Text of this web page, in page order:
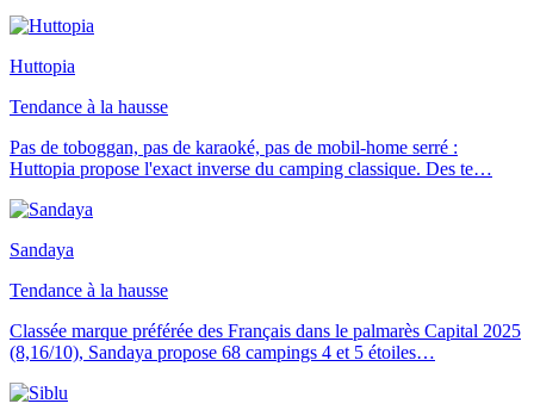
Huttopia
Tendance à la hausse
Pas de toboggan, pas de karaoké, pas de mobil-home serré :
Huttopia propose l'exact inverse du camping classique. Des te…
Sandaya
Tendance à la hausse
Classée marque préférée des Français dans le palmarès Capital 2025
(8,16/10), Sandaya propose 68 campings 4 et 5 étoiles…